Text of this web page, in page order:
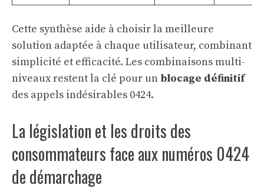
Cette synthèse aide à choisir la meilleure
solution adaptée à chaque utilisateur, combinant
simplicité et efficacité. Les combinaisons multi-
niveaux restent la clé pour un blocage définitif
des appels indésirables 0424.
La législation et les droits des
consommateurs face aux numéros 0424
de démarchage